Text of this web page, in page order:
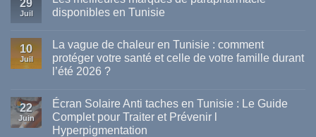
29
Juil
disponibles en Tunisie
sur
meilleures
marques
disponibles
en
Tunisie
10
Juil
La vague de chaleur en Tunisie : comment
protéger votre santé et celle de votre famille durant
l’été 2026 ?
sur
La
vague
de
22
Juin
Écran Solaire Anti taches en Tunisie : Le Guide
Complet pour Traiter et Prévenir l
Hyperpigmentation